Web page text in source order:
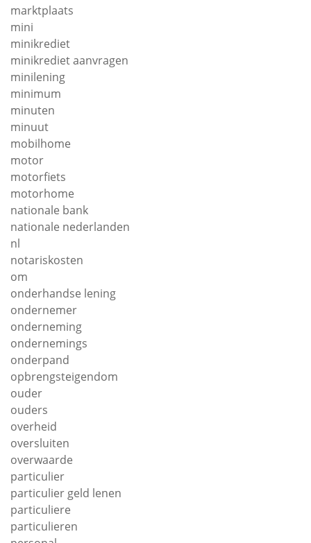
marktplaats
mini
minikrediet
minikrediet aanvragen
minilening
minimum
minuten
minuut
mobilhome
motor
motorfiets
motorhome
nationale bank
nationale nederlanden
nl
notariskosten
om
onderhandse lening
ondernemer
onderneming
ondernemings
onderpand
opbrengsteigendom
ouder
ouders
overheid
oversluiten
overwaarde
particulier
particulier geld lenen
particuliere
particulieren